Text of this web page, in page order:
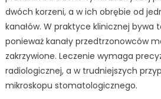
dwóch korzeni, a w ich obrębie od
kanałów. W praktyce klinicznej bywa
ponieważ kanały przedtrzonowców
zakrzywione. Leczenie wymaga
radiologicznej, a w trudniejszych
mikroskopu stomatologicznego.